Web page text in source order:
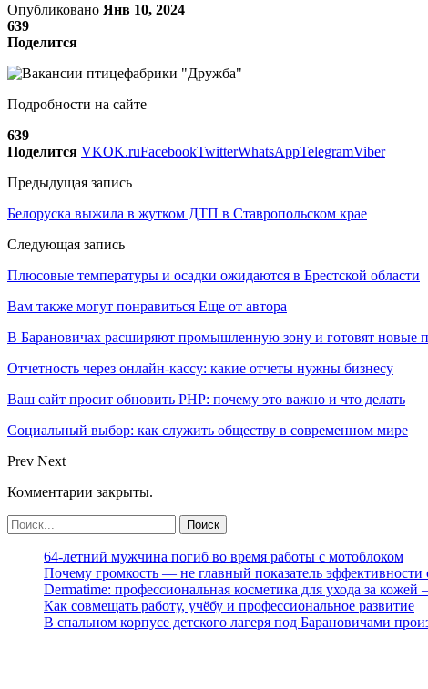
Опубликовано Янв 10, 2024
639
Поделится
Подробности на сайте
639
Поделится VKOK.ruFacebookTwitterWhatsAppTelegramViber
Предыдущая запись
Белоруска выжила в жутком ДТП в Ставропольском крае
Следующая запись
Плюсовые температуры и осадки ожидаются в Брестской области
Вам также могут понравиться Еще от автора
В Барановичах расширяют промышленную зону и готовят новые
Отчетность через онлайн-кассу: какие отчеты нужны бизнесу
Ваш сайт просит обновить PHP: почему это важно и что делать
Социальный выбор: как служить обществу в современном мире
Prev Next
Комментарии закрыты.
64-летний мужчина погиб во время работы с мотоблоком
Почему громкость — не главный показатель эффективности
Dermatime: профессиональная косметика для ухода за кожей
Как совмещать работу, учёбу и профессиональное развитие
В спальном корпусе детского лагеря под Барановичами